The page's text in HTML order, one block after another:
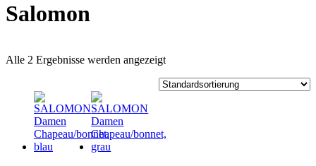
Salomon
Alle 2 Ergebnisse werden angezeigt